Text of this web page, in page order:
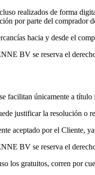
realizados de forma
por parte del comprador
hacia y desde el
BV se reserva el derecho,
facilitan únicamente a
justificar la resolución o
aceptado por el Cliente,
BV se reserva el derecho
los gratuitos, corren por